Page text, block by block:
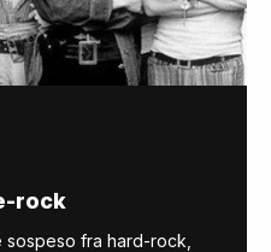
rock
sospeso fra hard-rock,